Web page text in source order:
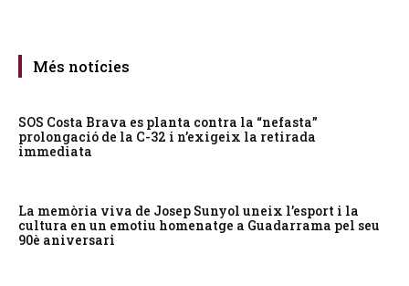
Més notícies
SOS Costa Brava es planta contra la “nefasta”
prolongació de la C-32 i n’exigeix la retirada
immediata
La memòria viva de Josep Sunyol uneix l’esport i la
cultura en un emotiu homenatge a Guadarrama pel seu
90è aniversari